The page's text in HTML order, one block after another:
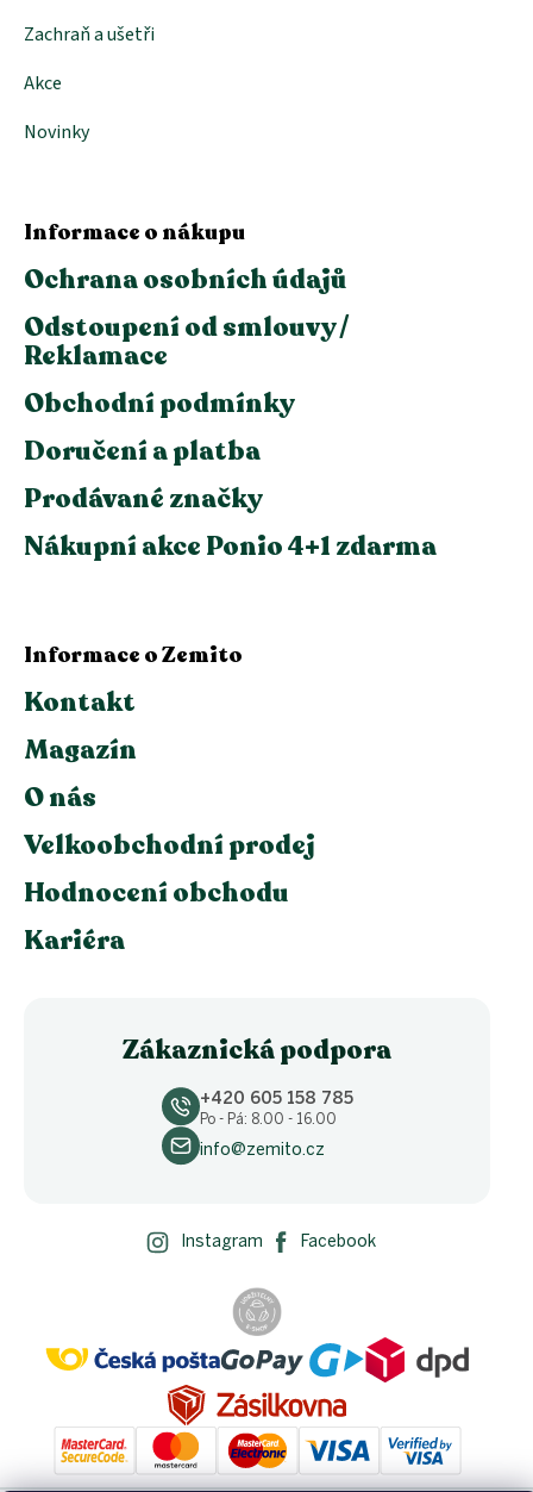
Zachraň a ušetři
Akce
Novinky
Informace o nákupu
Ochrana osobních údajů
Odstoupení od smlouvy /
Reklamace
Obchodní podmínky
Doručení a platba
Prodávané značky
Nákupní akce Ponio 4+1 zdarma
Informace o Zemito
Kontakt
Magazín
O nás
Velkoobchodní prodej
Hodnocení obchodu
Kariéra
Zákaznická podpora
+420 605 158 785
Po - Pá: 8.00 - 16.00
info@zemito.cz
Instagram Facebook